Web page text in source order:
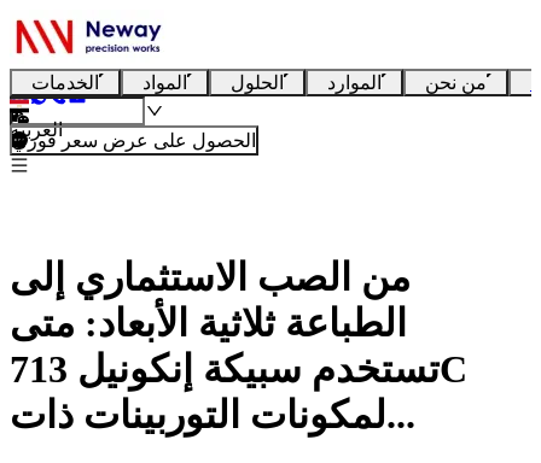
الخدمات المواد الحلول الموارد من نحن
العربية
الحصول على عرض سعر فوري
من الصب الاستثماري إلى
الطباعة ثلاثية الأبعاد: متى
تستخدم سبيكة إنكونيل 713C
لمكونات التوربينات ذات...